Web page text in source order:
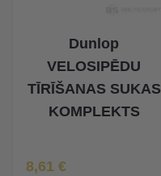
Dunlop
VELOSIPĒDU
TĪRĪŠANAS SUKAS
KOMPLEKTS
Īpaša Cena
8,61 €